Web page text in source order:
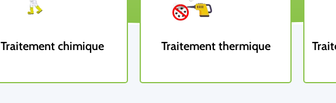
Traitement chimique Traitement thermique